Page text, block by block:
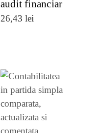
audit financiar
26,43 lei
DETALII